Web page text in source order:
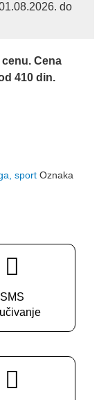
350.00 RSD.
do
Cena
410 din.
sport Oznaka
SMS